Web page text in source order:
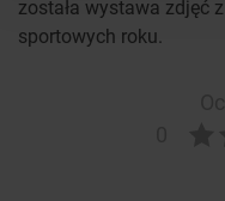
została wystawa zdjęć
sportowych roku.